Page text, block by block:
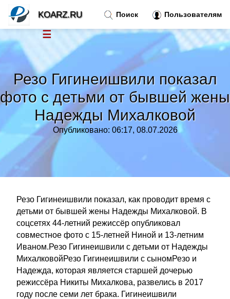
Резо Гигинеишвили показал
фото с детьми от бывшей жены
Надежды Михалковой
Опубликовано: 06:17, 08.07.2026
Резо Гигинеишвили показал, как проводит время с
детьми от бывшей жены Надежды Михалковой. В
соцсетях 44-летний режиссёр опубликовал
совместное фото с 15-летней Ниной и 13-летним
Иваном.Резо Гигинеишвили с детьми от Надежды
МихалковойРезо Гигинеишвили с сыномРезо и
Надежда, которая является старшей дочерью
режиссёра Никиты Михалкова, развелись в 2017
году после семи лет брака. Гигинеишвили
Поиск Пользователям
KOARZ.RU
☰
Новости
Тренды новостей»
Рубрики»
Правила »
Контакт»